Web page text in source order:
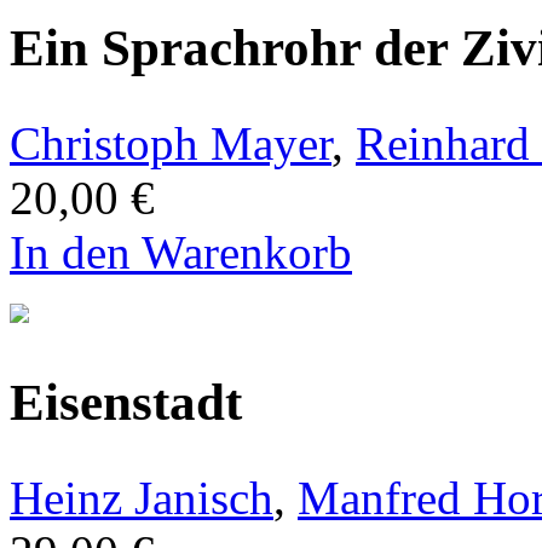
Ein Sprachrohr der
Christoph Mayer,
20,00 €
In den Warenkorb
Eisenstadt
Heinz Janisch, Manfred